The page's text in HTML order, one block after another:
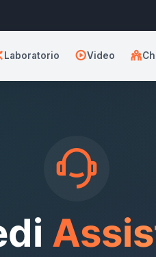
Laboratorio Video